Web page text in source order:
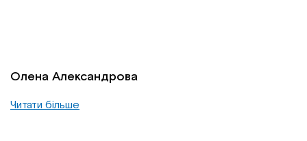
Олена Александрова
Читати більше